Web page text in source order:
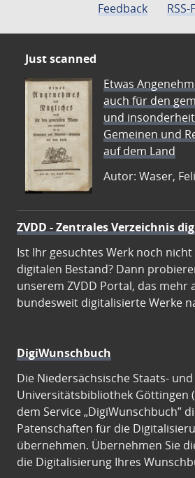
Feedback
RSS-
Just scanned
Etwas
auch für den
und
Gemeinen und
auf dem Land
Autor: Waser,
ZVDD - Zentrales Verzeichnis
Ist Ihr gesuchtes Werk noch
digitalen Bestand? Dann
unserem ZVDD Portal, das mehr
bundesweit digitalisierte Werke
DigiWunschbuch
Die Niedersächsische Staats- und
Universitätsbibliothek Göttingen
dem Service „DigiWunschbuch”
Patenschaften für die
übernehmen. Übernehmen Sie
die Digitalisierung Ihres